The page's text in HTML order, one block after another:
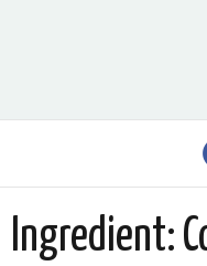
Ingredient: